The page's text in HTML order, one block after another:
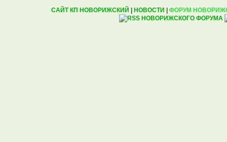
САЙТ КП НОВОРИЖСКИЙ | НОВОСТИ | ФОРУМ